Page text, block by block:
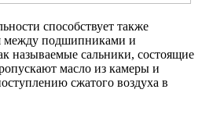
способствует также
между подшипниками и
называемые сальники, состоящие
масло из камеры и
сжатого воздуха в